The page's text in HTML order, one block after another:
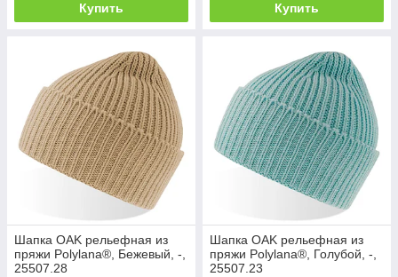
Купить Купить
Шапка OAK рельефная из
пряжи Polylana®, Бежевый, -,
25507.28
Шапка OAK рельефная из
пряжи Polylana®, Голубой, -,
25507.23